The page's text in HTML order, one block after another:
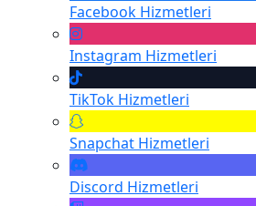
Facebook Hizmetleri
Instagram Hizmetleri
TikTok Hizmetleri
Snapchat Hizmetleri
Discord Hizmetleri